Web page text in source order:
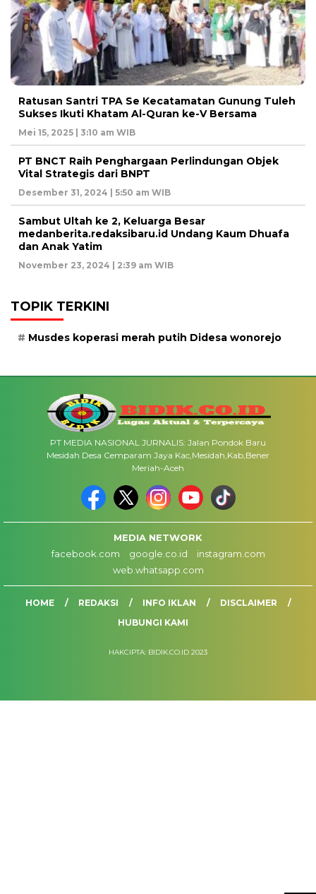
Ratusan Santri TPA Se Kecatamatan Gunung Tuleh
Sukses Ikuti Khatam Al-Quran ke-V Bersama
Mei 15, 2025 | 3:10 am WIB
PT BNCT Raih Penghargaan Perlindungan Objek
Vital Strategis dari BNPT
Desember 31, 2024 | 5:50 am WIB
Sambut Ultah ke 2, Keluarga Besar
medanberita.redaksibaru.id Undang Kaum Dhuafa
dan Anak Yatim
November 23, 2024 | 2:39 am WIB
TOPIK TERKINI
Musdes koperasi merah putih Didesa wonorejo
PT MEDIA NASIONAL JURNALIS: Jalan Pondok Baru
Mesidah Desa Cemparam Jaya Kac,Mesidah,Kab,Bener
Meriah-Aceh
MEDIA NETWORK
facebook.com
google.co.id
instagram.com
web.whatsapp.com
HOME REDAKSI INFO IKLAN
DISCLAIMER
HUBUNGI KAMI
HAKCIPTA: BIDIK.CO.ID 2023